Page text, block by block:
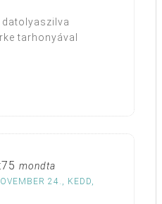
tarhonyával
mondta
24., KEDD,